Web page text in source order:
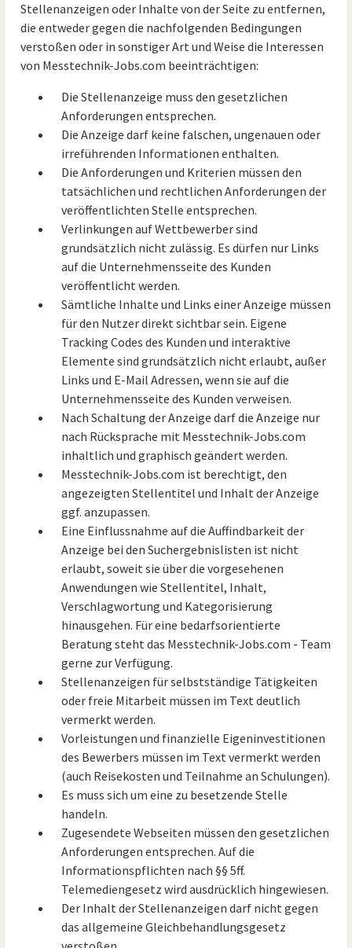
Stellenanzeigen oder Inhalte von der Seite zu entfernen,
die entweder gegen die nachfolgenden Bedingungen
verstoßen oder in sonstiger Art und Weise die Interessen
von Messtechnik-Jobs.com beeinträchtigen:
Die Stellenanzeige muss den gesetzlichen
Anforderungen entsprechen.
Die Anzeige darf keine falschen, ungenauen oder
irreführenden Informationen enthalten.
Die Anforderungen und Kriterien müssen den
tatsächlichen und rechtlichen Anforderungen der
veröffentlichten Stelle entsprechen.
Verlinkungen auf Wettbewerber sind
grundsätzlich nicht zulässig. Es dürfen nur Links
auf die Unternehmensseite des Kunden
veröffentlicht werden.
Sämtliche Inhalte und Links einer Anzeige müssen
für den Nutzer direkt sichtbar sein. Eigene
Tracking Codes des Kunden und interaktive
Elemente sind grundsätzlich nicht erlaubt, außer
Links und E-Mail Adressen, wenn sie auf die
Unternehmensseite des Kunden verweisen.
Nach Schaltung der Anzeige darf die Anzeige nur
nach Rücksprache mit Messtechnik-Jobs.com
inhaltlich und graphisch geändert werden.
Messtechnik-Jobs.com ist berechtigt, den
angezeigten Stellentitel und Inhalt der Anzeige
ggf. anzupassen.
Eine Einflussnahme auf die Auffindbarkeit der
Anzeige bei den Suchergebnislisten ist nicht
erlaubt, soweit sie über die vorgesehenen
Anwendungen wie Stellentitel, Inhalt,
Verschlagwortung und Kategorisierung
hinausgehen. Für eine bedarfsorientierte
Beratung steht das Messtechnik-Jobs.com - Team
gerne zur Verfügung.
Stellenanzeigen für selbstständige Tätigkeiten
oder freie Mitarbeit müssen im Text deutlich
vermerkt werden.
Vorleistungen und finanzielle Eigeninvestitionen
des Bewerbers müssen im Text vermerkt werden
(auch Reisekosten und Teilnahme an Schulungen).
Es muss sich um eine zu besetzende Stelle
handeln.
Zugesendete Webseiten müssen den gesetzlichen
Anforderungen entsprechen. Auf die
Informationspflichten nach §§ 5ff.
Telemediengesetz wird ausdrücklich hingewiesen.
Der Inhalt der Stellenanzeigen darf nicht gegen
das allgemeine Gleichbehandlungsgesetz